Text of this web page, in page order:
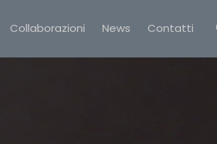
Collaborazioni News Contatti